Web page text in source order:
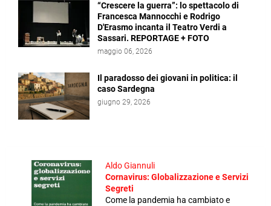
“Crescere la guerra”: lo spettacolo di
Francesca Mannocchi e Rodrigo
D'Erasmo incanta il Teatro Verdi a
Sassari. REPORTAGE + FOTO
maggio 06, 2026
Il paradosso dei giovani in politica: il
caso Sardegna
giugno 29, 2026
Aldo Giannuli
Cornavirus: Globalizzazione e Servizi
Segreti
Come la pandemia ha cambiato e